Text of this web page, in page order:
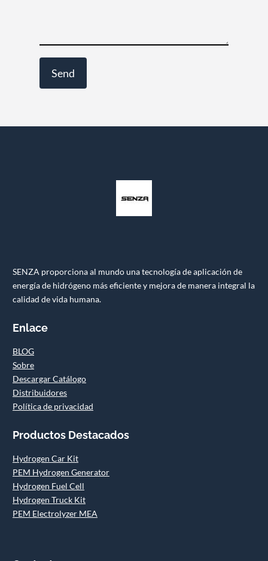
SENZA proporciona al mundo una tecnología de aplicación de
energía de hidrógeno más eficiente y mejora de manera integral la
calidad de vida humana.
Enlace
BLOG
Sobre
Descargar Catálogo
Distribuidores
Política de privacidad
Productos Destacados
Hydrogen Car Kit
PEM Hydrogen Generator
Hydrogen Fuel Cell
Hydrogen Truck Kit
PEM Electrolyzer MEA